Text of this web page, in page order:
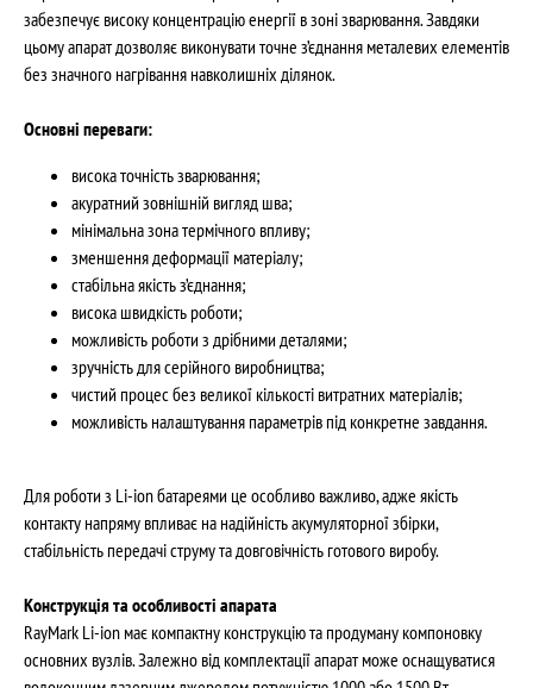
забезпечує високу концентрацію енергії в зоні зварювання. Завдяки
цьому апарат дозволяє виконувати точне з’єднання металевих елементів
без значного нагрівання навколишніх ділянок.
Основні переваги:
висока точність зварювання;
акуратний зовнішній вигляд шва;
мінімальна зона термічного впливу;
зменшення деформації матеріалу;
стабільна якість з’єднання;
висока швидкість роботи;
можливість роботи з дрібними деталями;
зручність для серійного виробництва;
чистий процес без великої кількості витратних матеріалів;
можливість налаштування параметрів під конкретне завдання.
Для роботи з Li-ion батареями це особливо важливо, адже якість
контакту напряму впливає на надійність акумуляторної збірки,
стабільність передачі струму та довговічність готового виробу.
Конструкція та особливості апарата
RayMark Li-ion має компактну конструкцію та продуману компоновку
основних вузлів. Залежно від комплектації апарат може оснащуватися